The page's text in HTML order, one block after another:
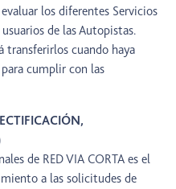
los diferentes Servicios
de las Autopistas.
transferirlos cuando haya
cumplir con las
de RED VIA CORTA es el
a las solicitudes de